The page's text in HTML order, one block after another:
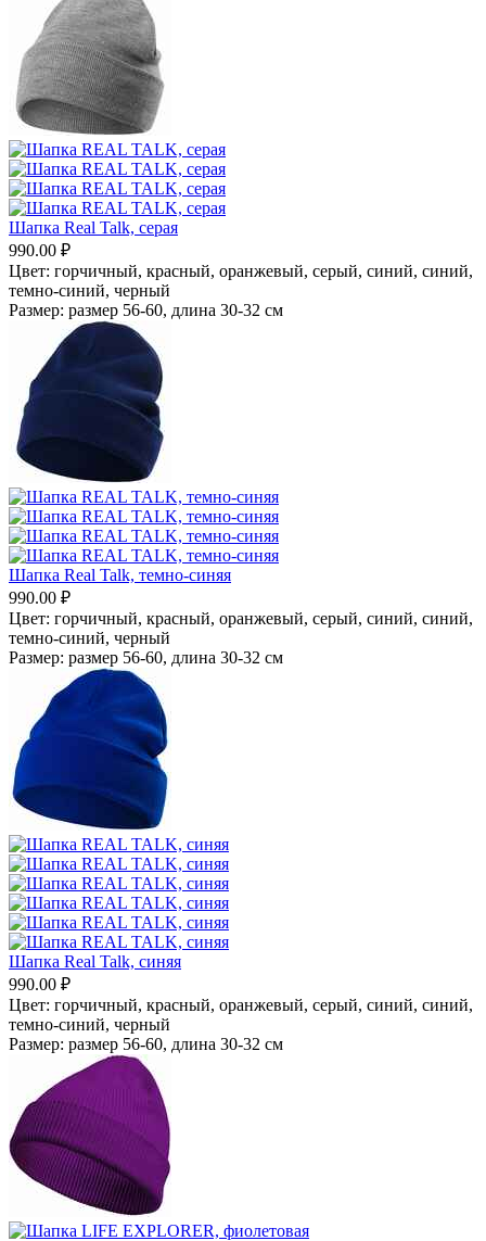
Шапка Real Talk, серая
990.00 ₽
Цвет: горчичный, красный, оранжевый, серый, синий, синий,
темно-синий, черный
Размер: размер 56-60, длина 30-32 см
Шапка Real Talk, темно-синяя
990.00 ₽
Цвет: горчичный, красный, оранжевый, серый, синий, синий,
темно-синий, черный
Размер: размер 56-60, длина 30-32 см
Шапка Real Talk, синяя
990.00 ₽
Цвет: горчичный, красный, оранжевый, серый, синий, синий,
темно-синий, черный
Размер: размер 56-60, длина 30-32 см